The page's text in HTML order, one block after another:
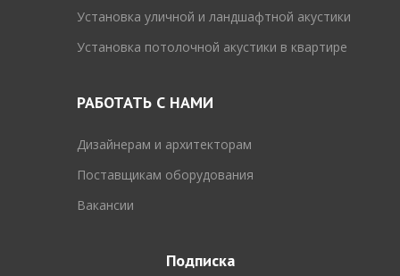
Установка уличной и ландшафтной акустики
Установка потолочной акустики в квартире
РАБОТАТЬ С НАМИ
Дизайнерам и архитекторам
Поставщикам оборудования
Вакансии
Подписка